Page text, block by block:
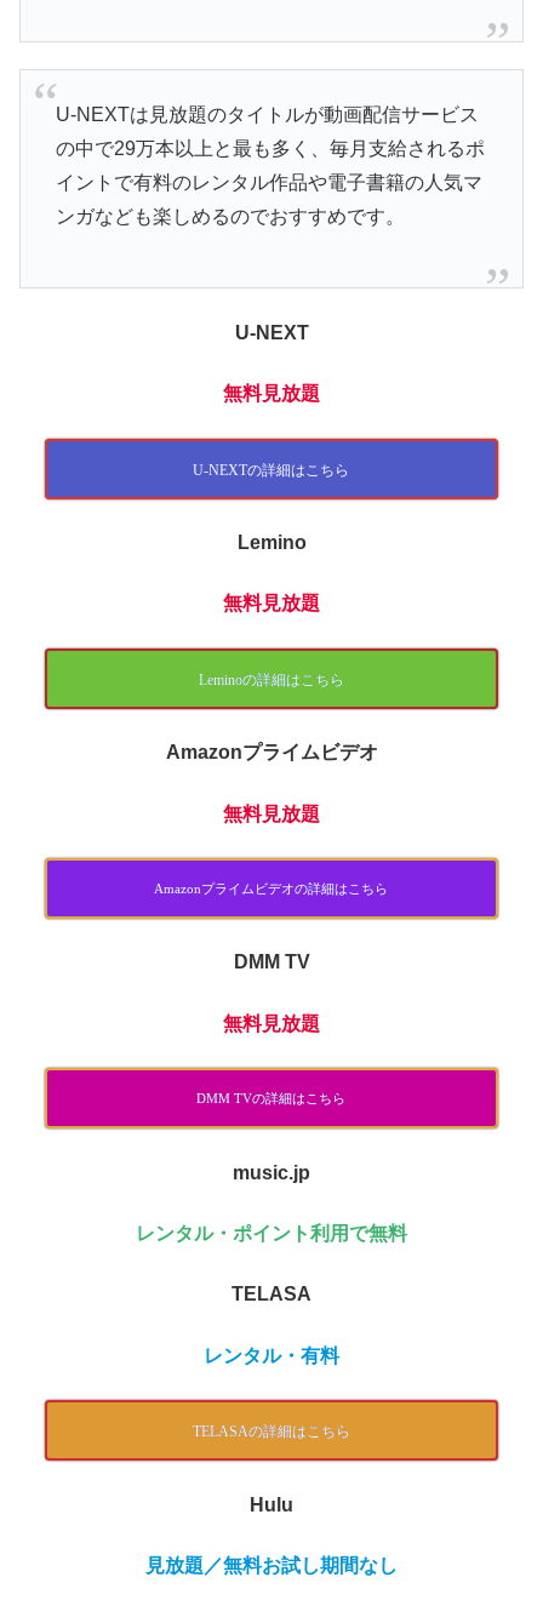
U-NEXTは見放題のタイトルが動画配信サービス
の中で29万本以上と最も多く、毎月支給されるポ
イントで有料のレンタル作品や電子書籍の人気マ
ンガなども楽しめるのでおすすめです。
U-NEXT
無料見放題
U-NEXTの詳細はこちら
Lemino
無料見放題
Leminoの詳細はこちら
Amazonプライムビデオ
無料見放題
Amazonプライムビデオの詳細はこちら
DMM TV
無料見放題
DMM TVの詳細はこちら
music.jp
レンタル・ポイント利用で無料
TELASA
レンタル・有料
TELASAの詳細はこちら
Hulu
見放題／無料お試し期間なし